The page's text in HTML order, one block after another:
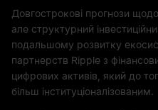
Довгострокові прогнози
але структурний
подальшому розвитку
партнерств Ripple з
цифрових активів, який до
більш інституціоналізованим.